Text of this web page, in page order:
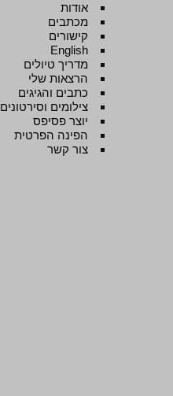
אודות
מכתבים
קישורים
English
מדריך טיולים
הרצאות שלי
כתבים והגיגים
צילומים וסירטונים
יוצר פסיפס
הפינה הפרטית
צור קשר